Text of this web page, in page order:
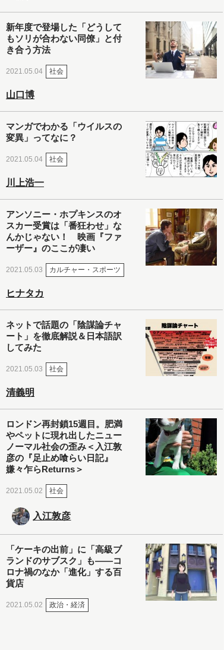
新年度で登場した「どうして
もソリが合わない同僚」と付
き合う方法
2021.05.04 社会
山口博
マンガでわかる「ウイルスの
変異」ってなに？
2021.05.04 社会
川上浩一
アンソニー・ホプキンスのオ
スカー受賞は「番狂わせ」な
んかじゃない！ 映画『ファ
ーザー』のここが凄い
2021.05.03 カルチャー・スポーツ
ヒナタカ
ネットで話題の「陰謀論チャ
ート」を徹底解説＆日本語訳
してみた
2021.05.03 社会
清義明
ロンドン再封鎖15週目。肥満
やペットに現れ出したニュー
ノーマル社会の歪み＜入江敦
彦の『足止め喰らい日記』
嫌々乍らReturns＞
2021.05.02 社会
入江敦彦
「ケーキの出前」に「高級ブ
ランドのサブスク」も――コ
ロナ禍のなか「進化」する百
貨店
2021.05.02 政治・経済